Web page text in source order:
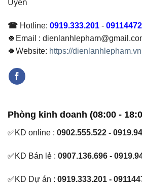
2026
☎ Hotline: 0919.333.201 -
🍀Email :
🍀Website: https://dienlanhlepham.vn
Phòng kinh doanh (08:00 -
✅KD online : 0902.555.522 -
✅KD Bán lẻ : 0907.136.696 -
✅KD Dự án : 0919.333.201 -